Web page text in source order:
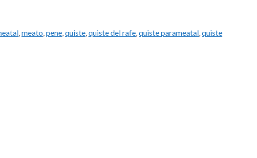
,meato,pene,quiste,quiste del rafe,quiste parameatal,quiste